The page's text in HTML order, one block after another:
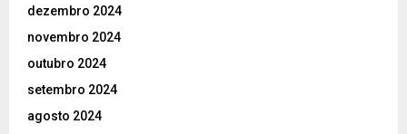
dezembro 2024
novembro 2024
outubro 2024
setembro 2024
agosto 2024